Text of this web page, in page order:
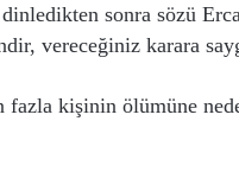
sonra sözü
vereceğiniz karara
kişinin ölümüne